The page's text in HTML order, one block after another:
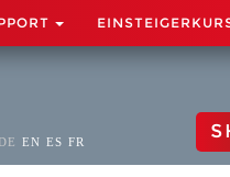
DE EN ES FR